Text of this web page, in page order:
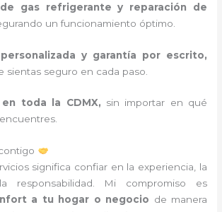
gas refrigerante y reparación de
un funcionamiento óptimo.
y garantía por escrito,
sientas seguro en cada paso.
toda la CDMX, sin importar en qué
significa confiar en la experiencia, la
responsabilidad. Mi compromiso es
a tu hogar o negocio de manera